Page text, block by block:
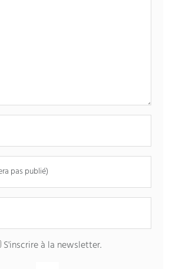
S'inscrire à la newsletter.